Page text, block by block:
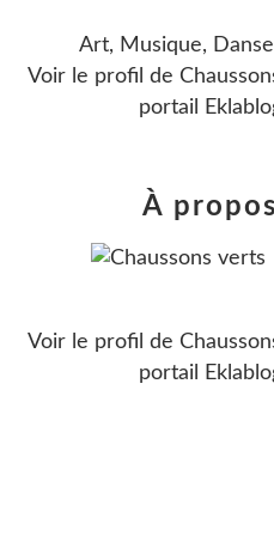
Art, Musique,
Voir le profil de
portail
À propos
Voir le profil de
portail